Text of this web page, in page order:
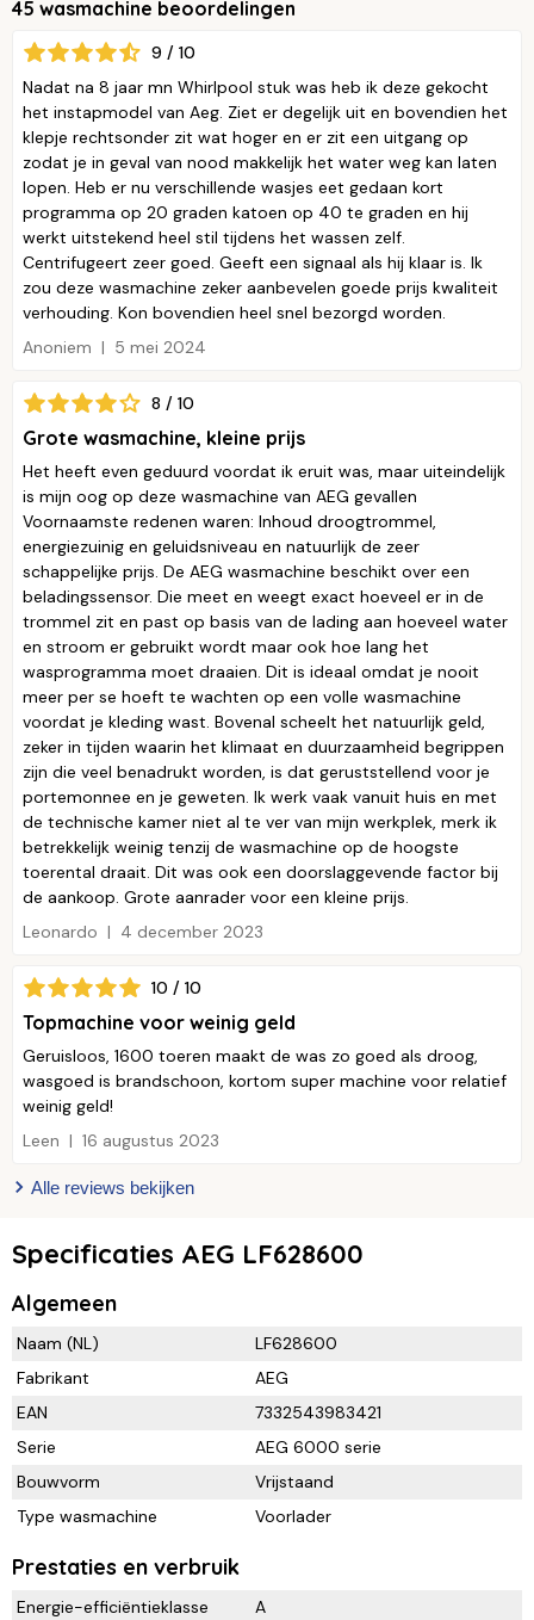
45 wasmachine beoordelingen
9 / 10
Nadat na 8 jaar mn Whirlpool stuk was heb ik deze gekocht
het instapmodel van Aeg. Ziet er degelijk uit en bovendien het
klepje rechtsonder zit wat hoger en er zit een uitgang op
zodat je in geval van nood makkelijk het water weg kan laten
lopen. Heb er nu verschillende wasjes eet gedaan kort
programma op 20 graden katoen op 40 te graden en hij
werkt uitstekend heel stil tijdens het wassen zelf.
Centrifugeert zeer goed. Geeft een signaal als hij klaar is. Ik
zou deze wasmachine zeker aanbevelen goede prijs kwaliteit
verhouding. Kon bovendien heel snel bezorgd worden.
Anoniem
5 mei 2024
8 / 10
Grote wasmachine, kleine prijs
Het heeft even geduurd voordat ik eruit was, maar uiteindelijk
is mijn oog op deze wasmachine van AEG gevallen
Voornaamste redenen waren: Inhoud droogtrommel,
energiezuinig en geluidsniveau en natuurlijk de zeer
schappelijke prijs. De AEG wasmachine beschikt over een
beladingssensor. Die meet en weegt exact hoeveel er in de
trommel zit en past op basis van de lading aan hoeveel water
en stroom er gebruikt wordt maar ook hoe lang het
wasprogramma moet draaien. Dit is ideaal omdat je nooit
meer per se hoeft te wachten op een volle wasmachine
voordat je kleding wast. Bovenal scheelt het natuurlijk geld,
zeker in tijden waarin het klimaat en duurzaamheid begrippen
zijn die veel benadrukt worden, is dat geruststellend voor je
portemonnee en je geweten. Ik werk vaak vanuit huis en met
de technische kamer niet al te ver van mijn werkplek, merk ik
betrekkelijk weinig tenzij de wasmachine op de hoogste
toerental draait. Dit was ook een doorslaggevende factor bij
de aankoop. Grote aanrader voor een kleine prijs.
Leonardo
4 december 2023
10 / 10
Topmachine voor weinig geld
Geruisloos, 1600 toeren maakt de was zo goed als droog,
wasgoed is brandschoon, kortom super machine voor relatief
weinig geld!
Leen
16 augustus 2023
Alle reviews bekijken
Specificaties AEG LF628600
Algemeen
Naam (NL)
LF628600
Fabrikant
AEG
EAN
7332543983421
Serie
AEG 6000 serie
Bouwvorm
Vrijstaand
Type wasmachine
Voorlader
Prestaties en verbruik
Energie-efficiëntieklasse
A